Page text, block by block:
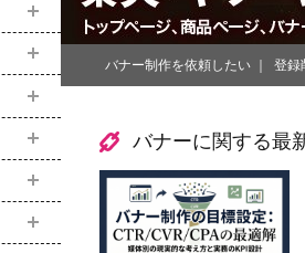
バナー制作を依頼したい 登録
バナーに関する最